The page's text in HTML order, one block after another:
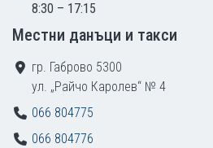
8:30 – 17:15
Местни данъци и такси
гр. Габрово 5300
ул. „Райчо Каролев“ № 4
066 804775
066 804776